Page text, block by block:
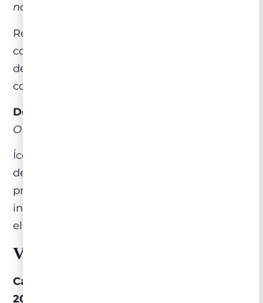
no mercado brasileiro
Representativo de McLaren Vale, combina
concentração e frescor, com uso equilibrado
de madeira. Acompanha carnes grelhadas,
cordeiro e pratos condimentados.
Domus Aurea 2022 (Chile)
O melhor degustado do mercado brasileiro
Ícone do Vale do Maipo, elaborado a partir
de vinhas antigas conduzidas em baixa
produtividade. Estruturado e longevo,
indicado para pratos de carne mais
elaborados e preparações de longa cocção.
Velho Mundo
Cava Perelada Stars Brut Nature Reserva
2022 (Espanha)